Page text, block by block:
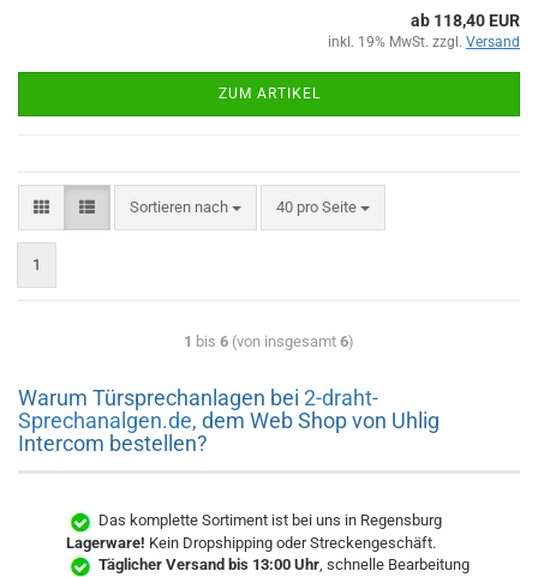
ab 118,40 EUR
inkl. 19% MwSt. zzgl. Versand
ZUM ARTIKEL
Sortieren nach 40 pro Seite
1
1 bis 6 (von insgesamt 6)
Warum Türsprechanlagen bei 2-draht-
Sprechanalgen.de, dem Web Shop von Uhlig
Intercom bestellen?
Das komplette Sortiment ist bei uns in Regensburg
Lagerware! Kein Dropshipping oder Streckengeschäft.
Täglicher Versand bis 13:00 Uhr, schnelle Bearbeitung